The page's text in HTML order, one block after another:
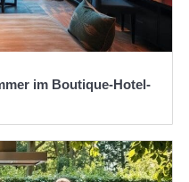
im Boutique-Hotel-